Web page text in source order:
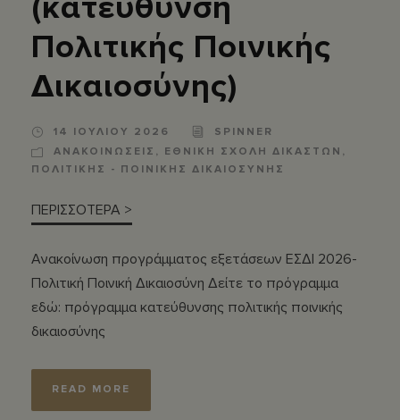
Πολιτικής Ποινικής
Δικαιοσύνης)
14 ΙΟΥΛΙΟΥ 2026
SPINNER
ΑΝΑΚΟΙΝΩΣΕΙΣ , ΕΘΝΙΚΗ ΣΧΟΛΗ ΔΙΚΑΣΤΩΝ ,
ΠΟΛΙΤΙΚΗΣ - ΠΟΙΝΙΚΗΣ ΔΙΚΑΙΟΣΥΝΗΣ
ΠΕΡΙΣΣΟΤΕΡΑ >
Ανακοίνωση προγράμματος εξετάσεων ΕΣΔΙ 2026-
Πολιτική Ποινική Δικαιοσύνη Δείτε το πρόγραμμα
εδώ: πρόγραμμα κατεύθυνσης πολιτικής ποινικής
δικαιοσύνης
READ MORE